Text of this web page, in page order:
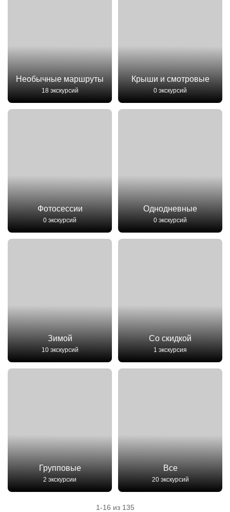
Необычные маршруты
18 экскурсий
Крыши и смотровые
0 экскурсий
Фотосессии
0 экскурсий
Однодневные
0 экскурсий
Зимой
10 экскурсий
Со скидкой
1 экскурсия
Групповые
2 экскурсии
Все
20 экскурсий
1-16 из 135